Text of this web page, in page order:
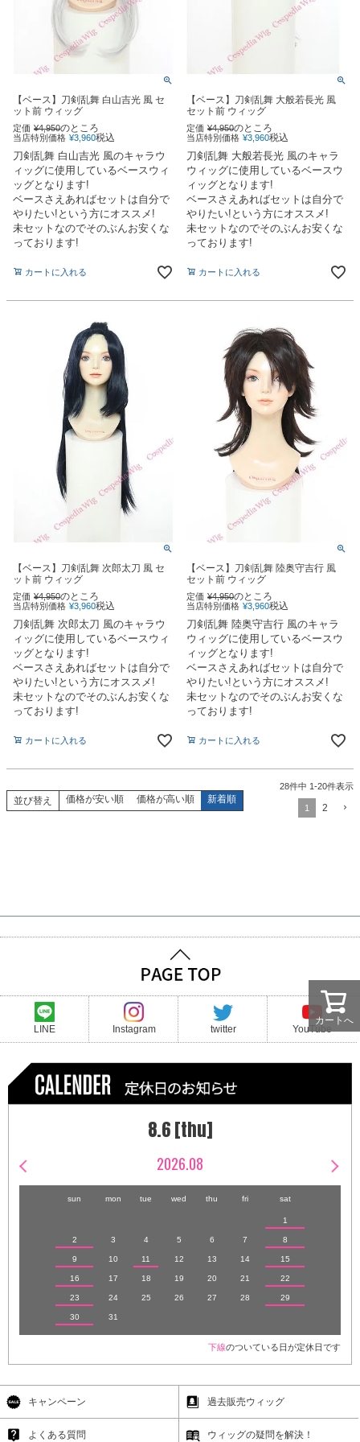
【ベース】刀剣乱舞 白山吉光 風 セ
ット前 ウィッグ
定価 ¥4,950のところ
当店特別価格 ¥3,960税込
刀剣乱舞 白山吉光 風のキャラウ
ィッグに使用しているベースウィ
ッグとなります!
ベースさえあればセットは自分で
やりたい!という方にオススメ!
未セットなのでそのぶんお安くな
っております!
カートに入れる
【ベース】刀剣乱舞 大般若長光 風
セット前 ウィッグ
定価 ¥4,950のところ
当店特別価格 ¥3,960税込
刀剣乱舞 大般若長光 風のキャラ
ウィッグに使用しているベースウ
ィッグとなります!
ベースさえあればセットは自分で
やりたい!という方にオススメ!
未セットなのでそのぶんお安くな
っております!
カートに入れる
【ベース】刀剣乱舞 次郎太刀 風 セ
ット前 ウィッグ
定価 ¥4,950のところ
当店特別価格 ¥3,960税込
刀剣乱舞 次郎太刀 風のキャラウ
ィッグに使用しているベースウィ
ッグとなります!
ベースさえあればセットは自分で
やりたい!という方にオススメ!
未セットなのでそのぶんお安くな
っております!
カートに入れる
【ベース】刀剣乱舞 陸奥守吉行 風
セット前 ウィッグ
定価 ¥4,950のところ
当店特別価格 ¥3,960税込
刀剣乱舞 陸奥守吉行 風のキャラ
ウィッグに使用しているベースウ
ィッグとなります!
ベースさえあればセットは自分で
やりたい!という方にオススメ!
未セットなのでそのぶんお安くな
っております!
カートに入れる
並び替え 価格が安い順 価格が高い順 新着順
28件中 1-20件表示
1 2
カートへ
LINE Instagram twitter YouTube
8.6 [thu]
2026.08
sun mon tue wed thu fri sat
1
2 3 4 5 6 7 8
9 10 11 12 13 14 15
16 17 18 19 20 21 22
23 24 25 26 27 28 29
30 31
下線のついている日が定休日です
キャンペーン 過去販売ウィッグ
よくある質問 ウィッグの疑問を解決！